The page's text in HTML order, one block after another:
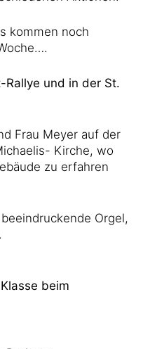
kommen noch
Rallye und in der St.
Frau Meyer auf der
Kirche, wo
zu erfahren
Orgel,
beim